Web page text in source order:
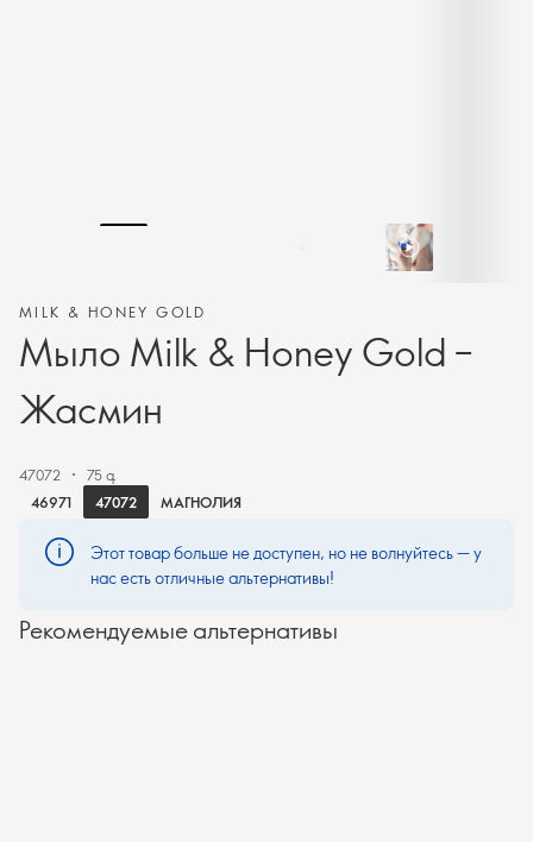
MILK & HONEY GOLD
Мыло Milk & Honey Gold –
Жасмин
47072
75 գ
46971
47072 МАГНОЛИЯ
Этот товар больше не доступен, но не волнуйтесь — у
нас есть отличные альтернативы!
Рекомендуемые альтернативы